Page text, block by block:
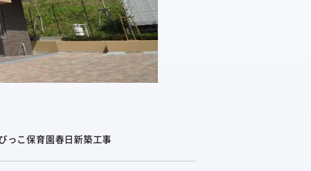
っこ保育園春日新築工事